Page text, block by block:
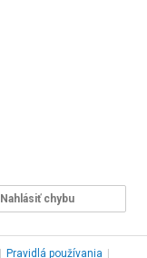
Nahlásiť chybu
Pravidlá používania